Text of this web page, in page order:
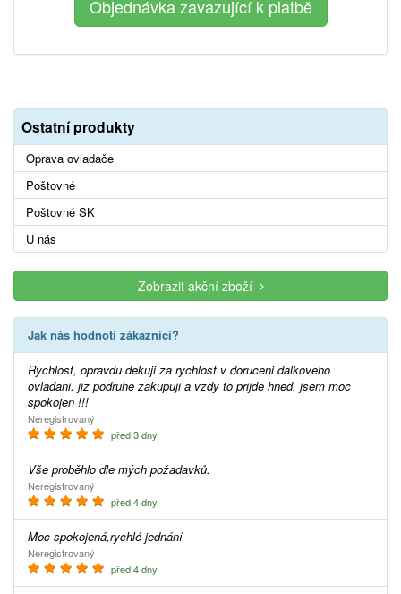
Ostatní produkty
Oprava ovladače
Poštovné
Poštovné SK
U nás
Zobrazit akční zboží
Jak nás hodnotí zákazníci?
Rychlost, opravdu dekuji za rychlost v doruceni dalkoveho
ovladani. jiz podruhe zakupuji a vzdy to prijde hned. jsem moc
spokojen !!!
Neregistrovaný
před 3 dny
Vše proběhlo dle mých požadavků.
Neregistrovaný
před 4 dny
Moc spokojená,rychlé jednání
Neregistrovaný
před 4 dny